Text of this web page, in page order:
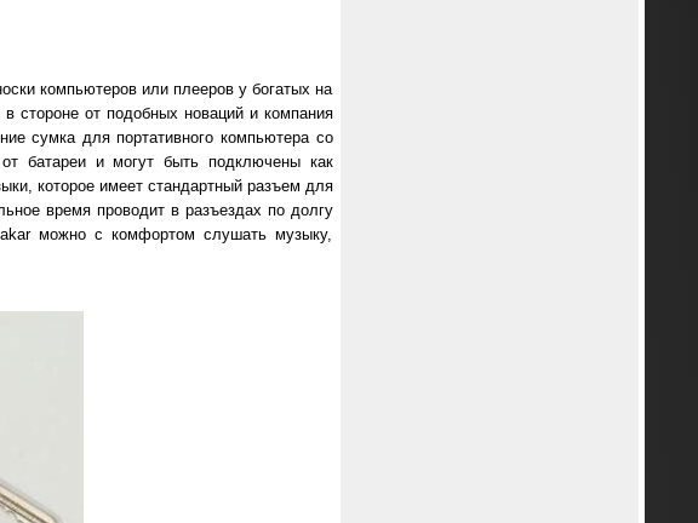
компьютеров или плееров у богатых на
стороне от подобных новаций и компания
сумка для портативного компьютера со
батареи и могут быть подключены как
которое имеет стандартный разъем для
время проводит в разъездах по долгу
можно с комфортом слушать музыку,